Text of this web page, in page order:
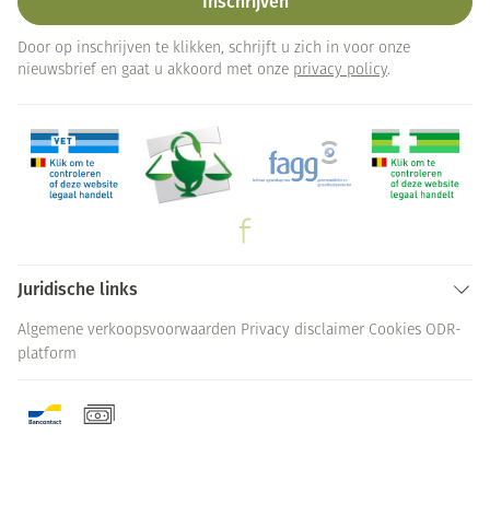
Door op inschrijven te klikken, schrijft u zich in voor onze
nieuwsbrief en gaat u akkoord met onze privacy policy.
Juridische links
Algemene verkoopsvoorwaarden Privacy disclaimer Cookies ODR-
platform